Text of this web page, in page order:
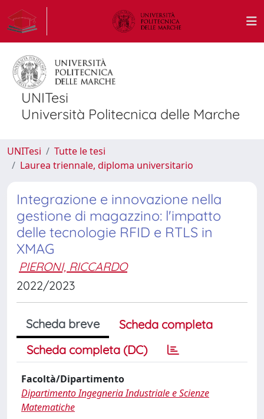
UNITesi
Università Politecnica delle Marche
UNITesi
Tutte le tesi
Laurea triennale, diploma universitario
Integrazione e innovazione nella
gestione di magazzino: l'impatto
delle tecnologie RFID e RTLS in
XMAG
PIERONI, RICCARDO
2022/2023
Scheda breve
Scheda completa
Scheda completa (DC)
Facoltà/Dipartimento
Dipartimento Ingegneria Industriale e Scienze
Matematiche